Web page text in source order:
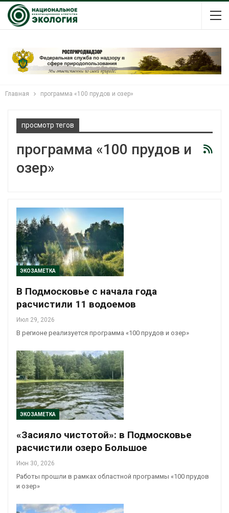
Главная программа «100 прудов и озер»
просмотр тегов
программа «100 прудов и
озер»
ЭКОЗАМЕТКА
В Подмосковье с начала года
расчистили 11 водоемов
Июл 29, 2026
В регионе реализуется программа «100 прудов и озер»
ЭКОЗАМЕТКА
«Засияло чистотой»: в Подмосковье
расчистили озеро Большое
Июн 30, 2026
Работы прошли в рамках областной программы «100 прудов
и озер»